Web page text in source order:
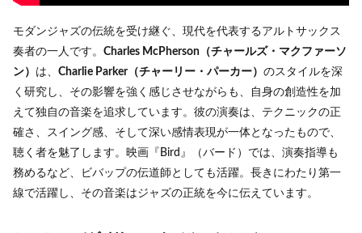
モダンジャズの伝統を受け継ぐ、現代を代表するアルトサックス
奏者の一人です。 Charles McPherson（チャールズ・マクファーソ
ン） は、 Charlie Parker（チャーリー・パーカー） のスタイルを深
く研究し、その影響を強く感じさせながらも、自身の創造性を加
えて独自の音楽を追求しています。彼の演奏は、テクニックの正
確さ、スイング感、そして深い感情表現が一体となったもので、
聴く者を魅了します。映画『Bird』（バード）では、演奏指導も
務めるなど、ビバップの伝道師としても活躍。長きにわたり第一
線で活躍し、その音楽はジャズの正統を今に伝えています。